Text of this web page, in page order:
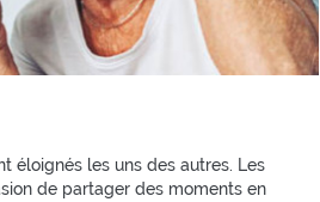
éloignés les uns des autres. Les
de partager des moments en